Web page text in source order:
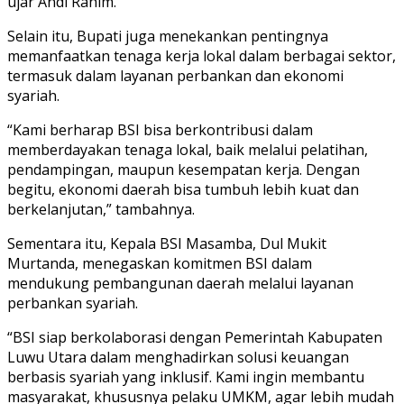
Selain itu, Bupati juga menekankan pentingnya
memanfaatkan tenaga kerja lokal dalam berbagai sektor,
termasuk dalam layanan perbankan dan ekonomi
syariah.
“Kami berharap BSI bisa berkontribusi dalam
memberdayakan tenaga lokal, baik melalui pelatihan,
pendampingan, maupun kesempatan kerja. Dengan
begitu, ekonomi daerah bisa tumbuh lebih kuat dan
berkelanjutan,” tambahnya.
Sementara itu, Kepala BSI Masamba, Dul Mukit
Murtanda, menegaskan komitmen BSI dalam
mendukung pembangunan daerah melalui layanan
perbankan syariah.
“BSI siap berkolaborasi dengan Pemerintah Kabupaten
Luwu Utara dalam menghadirkan solusi keuangan
berbasis syariah yang inklusif. Kami ingin membantu
masyarakat, khususnya pelaku UMKM, agar lebih mudah